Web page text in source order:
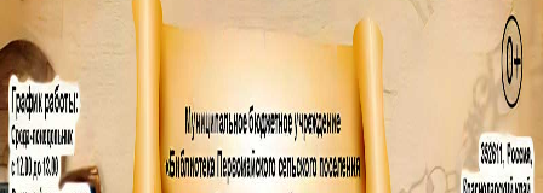
МБУ Библиотека